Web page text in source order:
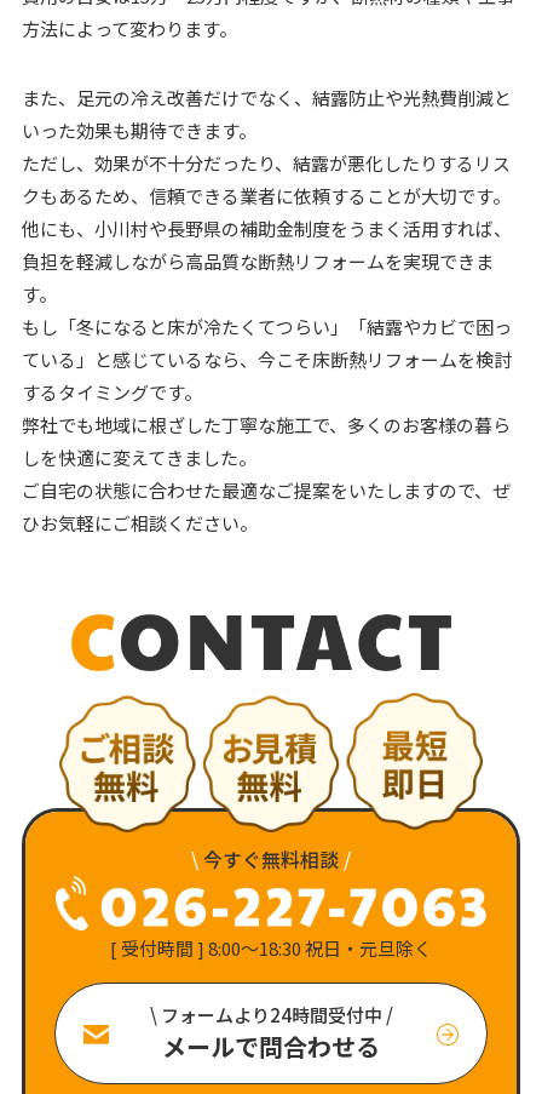
方法によって変わります。
また、足元の冷え改善だけでなく、結露防止や光熱費削減と
いった効果も期待できます。
ただし、効果が不十分だったり、結露が悪化したりするリス
クもあるため、信頼できる業者に依頼することが大切です。
他にも、小川村や長野県の補助金制度をうまく活用すれば、
負担を軽減しながら高品質な断熱リフォームを実現できま
す。
もし「冬になると床が冷たくてつらい」「結露やカビで困っ
ている」と感じているなら、今こそ床断熱リフォームを検討
するタイミングです。
弊社でも地域に根ざした丁寧な施工で、多くのお客様の暮ら
しを快適に変えてきました。
ご自宅の状態に合わせた最適なご提案をいたしますので、ぜ
ひお気軽にご相談ください。
\ 今すぐ無料相談 /
[ 受付時間 ] 8:00〜18:30 祝日・元旦除く
\ フォームより24時間受付中 /
メールで問合わせる